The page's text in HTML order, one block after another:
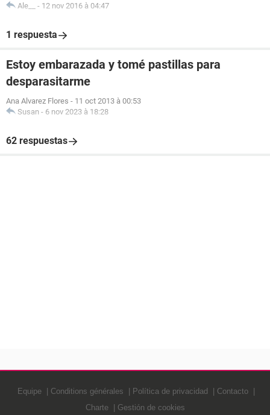
Ale__
- 12 nov 2016 à 04:47
1 respuesta
Estoy embarazada y tomé pastillas para
desparasitarme
Ana Alvarez Flores - 11 oct 2013 à 00:53
Susan - 6 nov 2023 à 18:28
62 respuestas
Equipe Conditions générales Política de privacidad
Contacto
Charte
Gestión de cookies